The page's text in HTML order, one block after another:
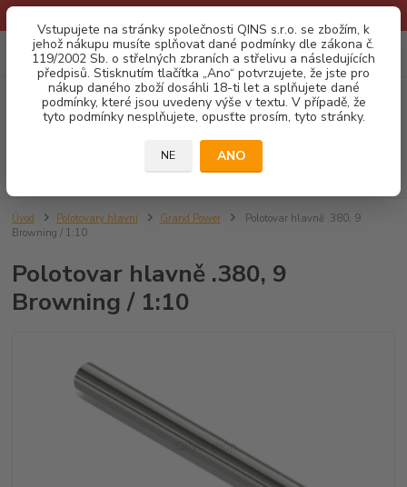
Vstupujete na stránky společnosti QINS s.r.o. se zbožím, k
jehož nákupu musíte splňovat dané podmínky dle zákona č.
119/2002 Sb. o střelných zbraních a střelivu a následujících
předpisů. Stisknutím tlačítka „Ano“ potvrzujete, že jste pro
nákup daného zboží dosáhli 18-ti let a splňujete dané
podmínky, které jsou uvedeny výše v textu. V případě, že
tyto podmínky nesplňujete, opusťte prosím, tyto stránky.
NE ANO
Menu
CZK 0
za0,00 Kč
Úvod Polotovary hlavní Grand Power
Polotovar hlavně .380, 9
Browning / 1:10
Polotovar hlavně .380, 9
Browning / 1:10